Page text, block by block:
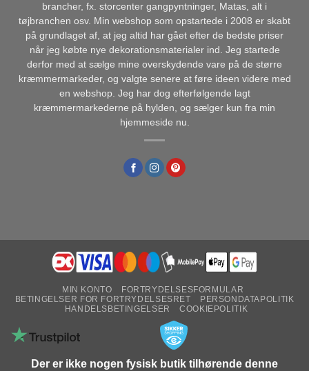
brancher, fx. storcenter gangpyntninger, Matas, alt i
tøjbranchen osv. Min webshop som opstartede i 2008 er skabt
på grundlaget af, at jeg altid har gået efter de bedste priser
når jeg købte nye dekorationsmaterialer ind. Jeg startede
derfor med at sælge mine overskydende vare på de større
kræmmermarkeder, og valgte senere at føre ideen videre med
en webshop. Jeg har dog efterfølgende lagt
kræmmermarkederne på hylden, og sælger kun fra min
hjemmeside nu.
MIN KONTO
FORTRYDELSESFORMULAR
BETINGELSER FOR FORTRYDELSESRET
PERSONDATAPOLITIK
HANDELSBETINGELSER
COOKIEPOLITIK
Der er ikke nogen fysisk butik tilhørende denne